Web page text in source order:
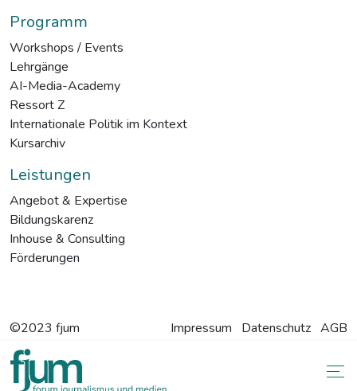
Programm
Workshops / Events
Lehrgänge
AI-Media-Academy
Ressort Z
Internationale Politik im Kontext
Kursarchiv
Leistungen
Angebot & Expertise
Bildungskarenz
Inhouse & Consulting
Förderungen
Impressum Datenschutz AGB
©2023 fjum